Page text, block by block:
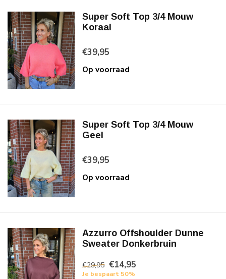
Super Soft Top 3/4 Mouw
Koraal
€39,95
Op voorraad
Super Soft Top 3/4 Mouw
Geel
€39,95
Op voorraad
Azzurro Offshoulder Dunne
Sweater Donkerbruin
€29,95 €14,95
Je bespaart 50%